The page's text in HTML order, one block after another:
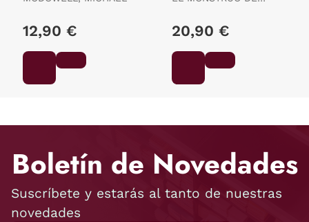
12,90 €
MAXIMILIANO /
ANCIRA, LOLA / RIVERO,
LUIS CARLOS / REYES,
20,90 €
Boletín de Novedades
Suscríbete y estarás al tanto de nuestras
novedades